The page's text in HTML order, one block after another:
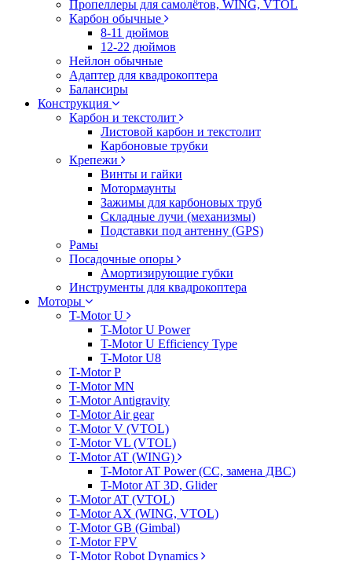
Пропеллеры для самолётов, WING, VTOL
Карбон обычные
8-11 дюймов
12-22 дюймов
Нейлон обычные
Адаптер для квадрокоптера
Балансиры
Конструкция
Карбон и текстолит
Листовой карбон и текстолит
Карбоновые трубки
Крепежи
Винты и гайки
Мотормаунты
Зажимы для карбоновых труб
Складные лучи (механизмы)
Подставки под антенну (GPS)
Рамы
Посадочные опоры
Амортизирующие губки
Инструменты для квадрокоптера
Моторы
T-Motor U
T-Motor U Power
T-Motor U Efficiency Type
T-Motor U8
T-Motor P
T-Motor MN
T-Motor Antigravity
T-Motor Air gear
T-Motor V (VTOL)
T-Motor VL (VTOL)
T-Motor AT (WING)
T-Motor AT Power (CC, замена ДВС)
T-Motor AT 3D, Glider
T-Motor AT (VTOL)
T-Motor AX (WING, VTOL)
T-Motor GB (Gimbal)
T-Motor FPV
T-Motor Robot Dynamics